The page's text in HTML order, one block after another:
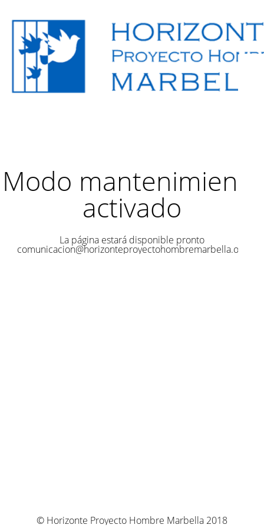
Modo mantenimiento
activado
La página estará disponible pronto
comunicacion@horizonteproyectohombremarbella.org
© Horizonte Proyecto Hombre Marbella 2018